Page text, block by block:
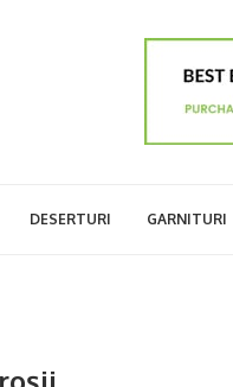
DESERTURI GARNITURI